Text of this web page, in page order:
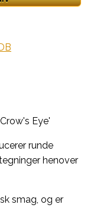
Eye'
runde
henover
smag, og er